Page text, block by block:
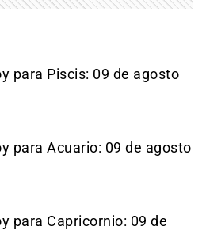
para Piscis: 09 de agosto
para Acuario: 09 de agosto
para Capricornio: 09 de